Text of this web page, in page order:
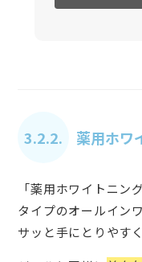
3.2.2. 薬用ホワ
「薬用ホワイトニ
タイプのオールイン
サッと手にとりやす